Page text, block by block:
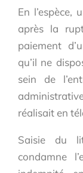
En l’espèce,
après la
paiement
qu’il ne
sein de
réalisait en
Saisie du
condamne